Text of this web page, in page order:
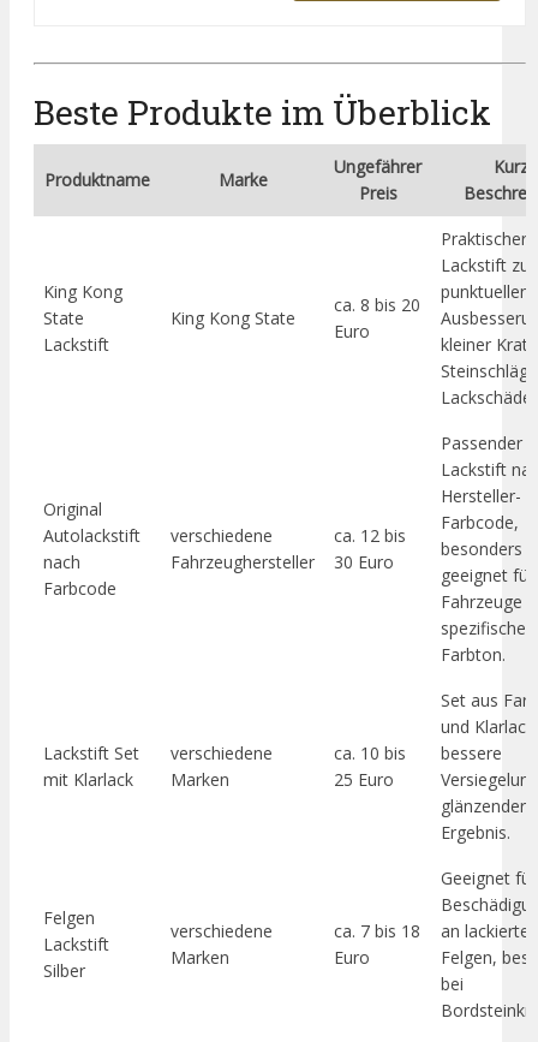
Beste Produkte im Überblick
Produktname Marke
Ungefährer
Preis
Kurze
King Kong
State
Lackstift
King Kong State
ca. 8 bis 20
Euro
Praktischer
Lackstift zur
punktuellen
kleiner
Original
Autolackstift
nach
Farbcode
verschiedene
Fahrzeughersteller
ca. 12 bis
30 Euro
Passender
Lackstift
Hersteller-
Farbcode,
besonders
geeignet für
Fahrzeuge
Farbton.
Lackstift Set
mit Klarlack
verschiedene
Marken
ca. 10 bis
25 Euro
Set aus
und
bessere
Ergebnis.
Felgen
Lackstift
Silber
verschiedene
Marken
ca. 7 bis 18
Euro
Geeignet
an lackierten
Felgen,
bei